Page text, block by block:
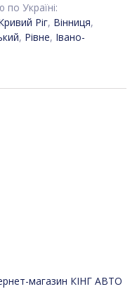
Україні:
Ріг, Вінниця,
, Рівне, Івано-
магазин КІНГ АВТО